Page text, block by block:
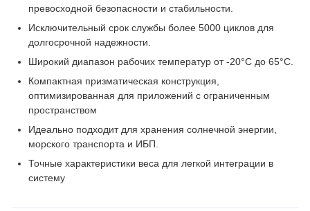
превосходной безопасности и стабильности.
Исключительный срок службы более 5000 циклов для
долгосрочной надежности.
Широкий диапазон рабочих температур от -20°C до 65°C.
Компактная призматическая конструкция,
оптимизированная для приложений с ограниченным
пространством
Идеально подходит для хранения солнечной энергии,
морского транспорта и ИБП.
Точные характеристики веса для легкой интеграции в
систему